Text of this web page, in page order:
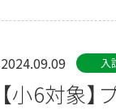
2024.09.09 入
【小6対象